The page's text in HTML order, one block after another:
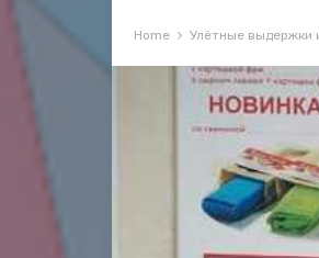
Home Улётные выдержки